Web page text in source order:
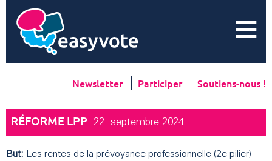
Newsletter Participer Soutiens-nous !
RÉFORME LPP 22. septembre 2024
But: Les rentes de la prévoyance professionnelle (2e pilier)